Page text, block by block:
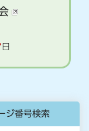
日
ジ番号検索